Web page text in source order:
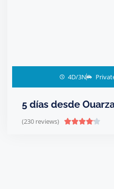
4D/3N
5 días desde
(230 reviews) 